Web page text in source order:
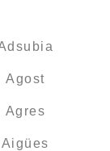
Agost
Agres